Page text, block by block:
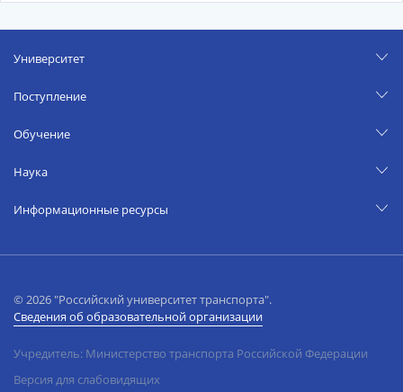
Университет
Поступление
Обучение
Наука
Информационные ресурсы
© 2026 "Российский университет транспорта".
Сведения об образовательной организации
Учредитель: Министерство транспорта Российской Федерации
Версия для слабовидящих